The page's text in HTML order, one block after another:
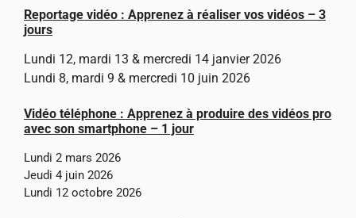
Reportage vidéo : Apprenez à réaliser vos vidéos – 3
jours
Lundi 12, mardi 13 & mercredi 14 janvier 2026
Lundi 8, mardi 9 & mercredi 10 juin 2026
Vidéo téléphone : Apprenez à produire des vidéos pro
avec son smartphone – 1 jour
Lundi 2 mars 2026
Jeudi 4 juin 2026
Lundi 12 octobre 2026